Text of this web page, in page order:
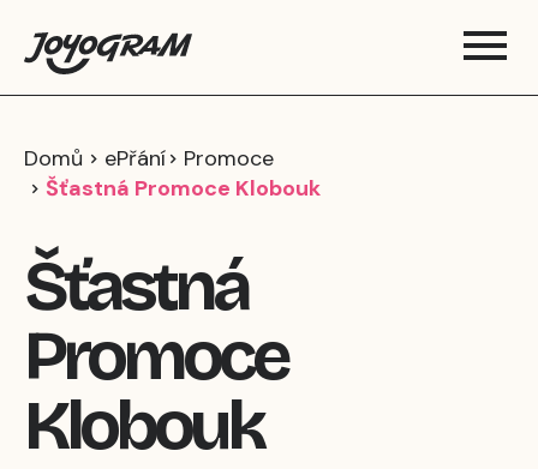
Domů ePřání
Promoce
Šťastná Promoce Klobouk
Šťastná
Promoce
Klobouk